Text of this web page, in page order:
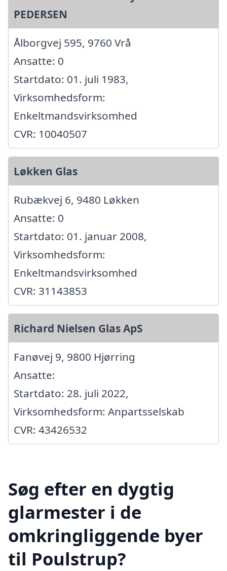
PEDERSEN
Ålborgvej 595, 9760 Vrå
Ansatte: 0
Startdato: 01. juli 1983,
Virksomhedsform:
Enkeltmandsvirksomhed
CVR: 10040507
Løkken Glas
Rubækvej 6, 9480 Løkken
Ansatte: 0
Startdato: 01. januar 2008,
Virksomhedsform:
Enkeltmandsvirksomhed
CVR: 31143853
Richard Nielsen Glas ApS
Fanøvej 9, 9800 Hjørring
Ansatte:
Startdato: 28. juli 2022,
Virksomhedsform: Anpartsselskab
CVR: 43426532
Søg efter en dygtig
glarmester i de
omkringliggende byer
til Poulstrup?